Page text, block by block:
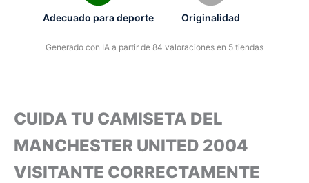
Adecuado para deporte Originalidad
Generado con IA a partir de 84 valoraciones en 5 tiendas
CUIDA TU CAMISETA DEL
MANCHESTER UNITED 2004
VISITANTE CORRECTAMENTE